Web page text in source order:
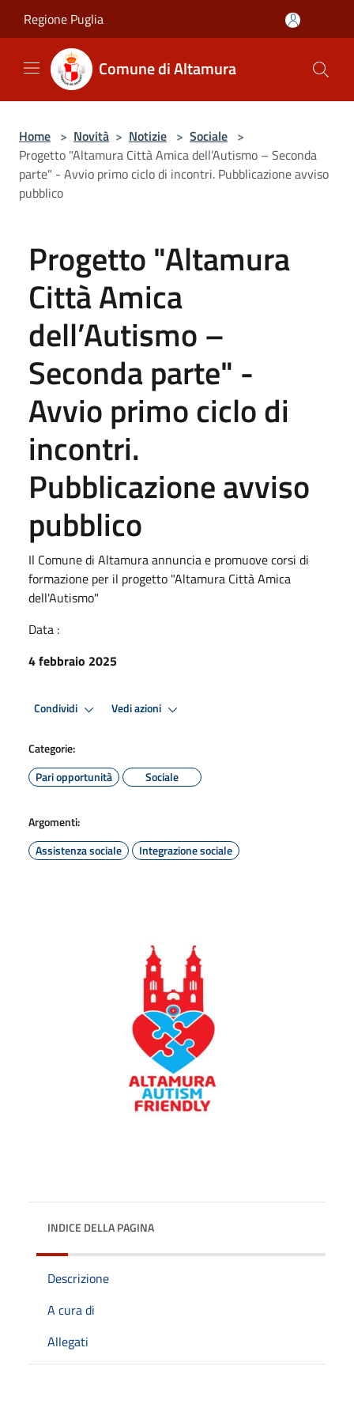
Regione Puglia
Comune di Altamura
Home > Novità > Notizie > Sociale >
Progetto "Altamura Città Amica dell’Autismo – Seconda
parte" - Avvio primo ciclo di incontri. Pubblicazione avviso
pubblico
Progetto "Altamura
Città Amica
dell’Autismo –
Seconda parte" -
Avvio primo ciclo di
incontri.
Pubblicazione avviso
pubblico
Il Comune di Altamura annuncia e promuove corsi di
formazione per il progetto "Altamura Città Amica
dell'Autismo"
Data :
4 febbraio 2025
Condividi Vedi azioni
Categorie:
Pari opportunità
Sociale
Argomenti:
Assistenza sociale
Integrazione sociale
INDICE DELLA PAGINA
Descrizione
A cura di
Allegati